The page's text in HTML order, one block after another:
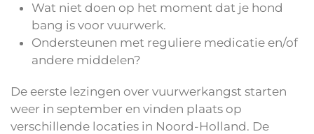
Wat niet doen op het moment dat je hond
bang is voor vuurwerk.
Ondersteunen met reguliere medicatie en/of
andere middelen?
De eerste lezingen over vuurwerkangst starten
weer in september en vinden plaats op
verschillende locaties in Noord-Holland. De